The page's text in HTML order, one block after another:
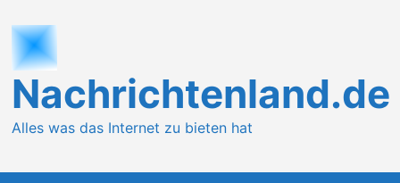
Inhalt
springen
Nachrichtenland.de
Alles was das Internet zu bieten hat